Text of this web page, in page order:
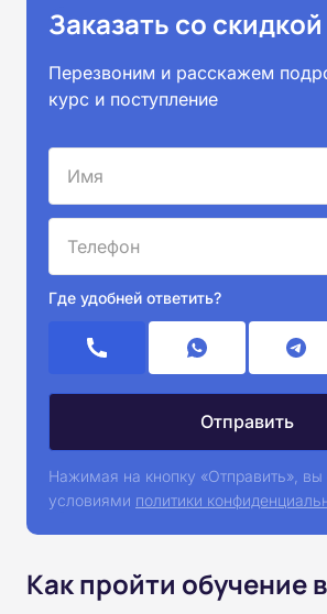
Заказать со скидкой
Перезвоним и расскажем
курс и поступление
Где удобней ответить?
Нажимая на кнопку «Отправить», вы
условиями политики
Как пройти обучение